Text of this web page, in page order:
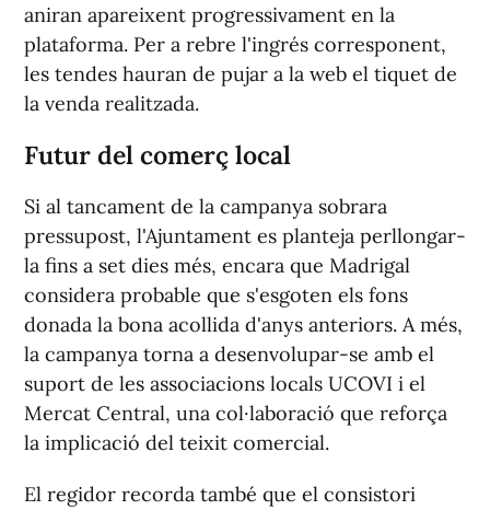
aniran apareixent progressivament en la
plataforma. Per a rebre l'ingrés corresponent,
les tendes hauran de pujar a la web el tiquet de
la venda realitzada.
Futur del comerç local
Si al tancament de la campanya sobrara
pressupost, l'Ajuntament es planteja perllongar-
la fins a set dies més, encara que Madrigal
considera probable que s'esgoten els fons
donada la bona acollida d'anys anteriors. A més,
la campanya torna a desenvolupar-se amb el
suport de les associacions locals UCOVI i el
Mercat Central, una col·laboració que reforça
la implicació del teixit comercial.
El regidor recorda també que el consistori